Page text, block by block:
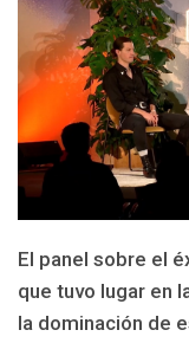
El panel sobre el
que tuvo lugar en
la dominación de